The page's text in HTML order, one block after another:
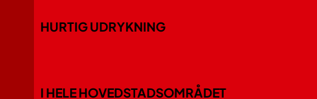
HURTIG UDRYKNING
I HELE HOVEDSTADSOMRÅDET